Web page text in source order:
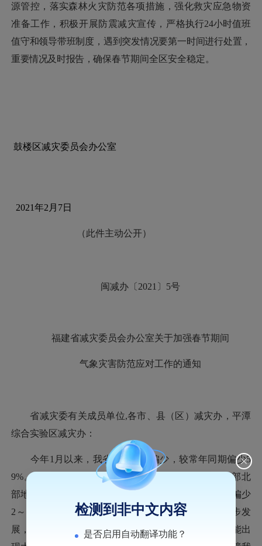
源管控，落实森林火灾防范各项措施，强化救灾应急物资
准备工作，积极开展防震减灾宣传，严格执行24小时值班
值守和领导带班制度，遇到 突发情况要第一时间进行处置，
重要情况及时报告，确保春节期间全区安全稳定。
鼓楼区减灾委员会办公室
2021年2月7日
（此件主动公开）
闽减办〔 2021〕5号
福建省减灾委员会办公室关于加强春节期间
气象灾害防范应对工作的通知
省减灾委有关成员单位,各市、县（区）减灾办，平潭
综合实验区减灾办：
今年1月以来，我省降水持续偏少，较常年同期偏少5
9%。截至1月25日，全省有47个县市为气象中旱，
西部北
部地区有
2月我省总降水量偏少
2～3成，
春节期间全省气温偏高，气象干旱将进一步发
展，导致我省森林火险等级增高、旱情加重、沿海可能出
检测到非中文内容
是否启用自动翻译功能？